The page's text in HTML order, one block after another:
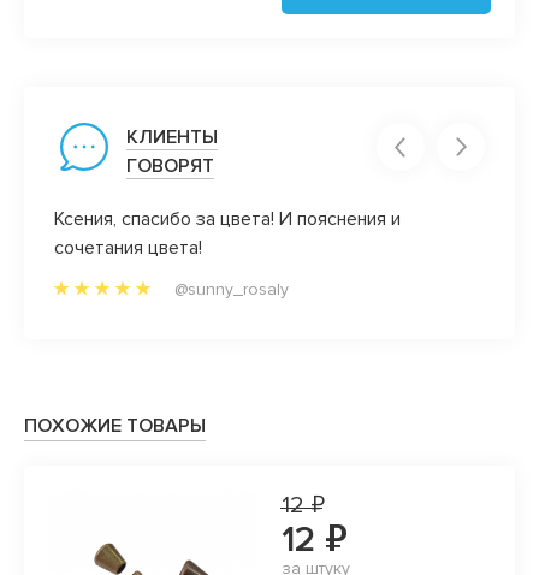
КЛИЕНТЫ
ГОВОРЯТ
Ксения, спасибо за цвета! И пояснения и
сочетания цвета!
@sunny_rosaly
ПОХОЖИЕ ТОВАРЫ
12 ₽
12 ₽
за штуку